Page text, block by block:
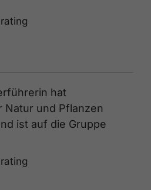
hat
Natur und Pflanzen
ist auf die Gruppe